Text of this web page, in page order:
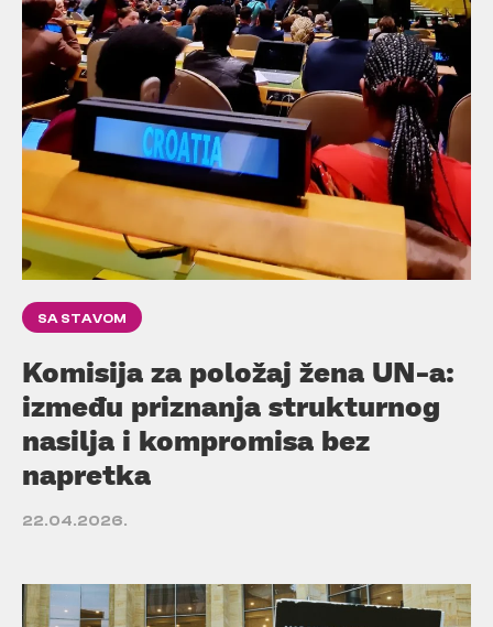
SA STAVOM
Komisija za položaj žena UN-a:
između priznanja strukturnog
nasilja i kompromisa bez
napretka
22.04.2026.